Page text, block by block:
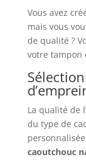
Vous avez
mais vous
de qualité ?
votre tampon
La qualité de
du type de
caoutchouc